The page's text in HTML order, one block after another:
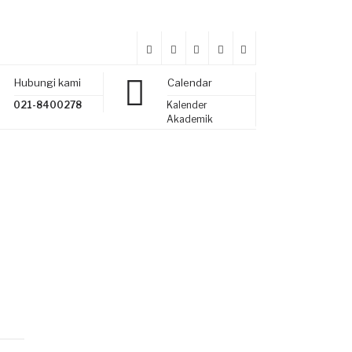
Hubungi kami
021-8400278
Calendar
Kalender
Akademik